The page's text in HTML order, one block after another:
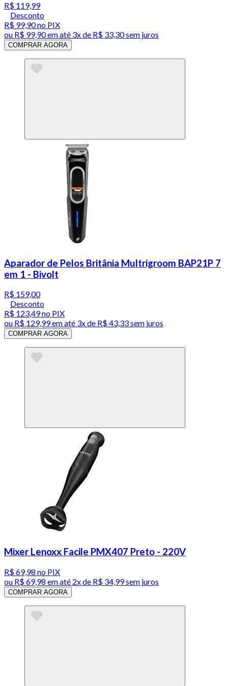
R$ 119,99
Desconto
R$ 99,90no PIX
ou R$ 99,90em até 3x de R$ 33,30 sem juros
COMPRAR AGORA
Aparador de Pelos Britânia Multrigroom BAP21P 7
em 1 - Bivolt
R$ 159,00
Desconto
R$ 123,49no PIX
ou R$ 129,99em até 3x de R$ 43,33 sem juros
COMPRAR AGORA
Mixer Lenoxx Facile PMX407 Preto - 220V
R$ 69,98 no PIX
ou R$ 69,98 em até 2x de R$ 34,99 sem juros
COMPRAR AGORA